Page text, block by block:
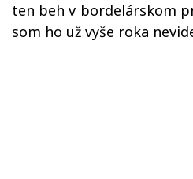
ten beh v bordelárskom
som ho už vyše roka